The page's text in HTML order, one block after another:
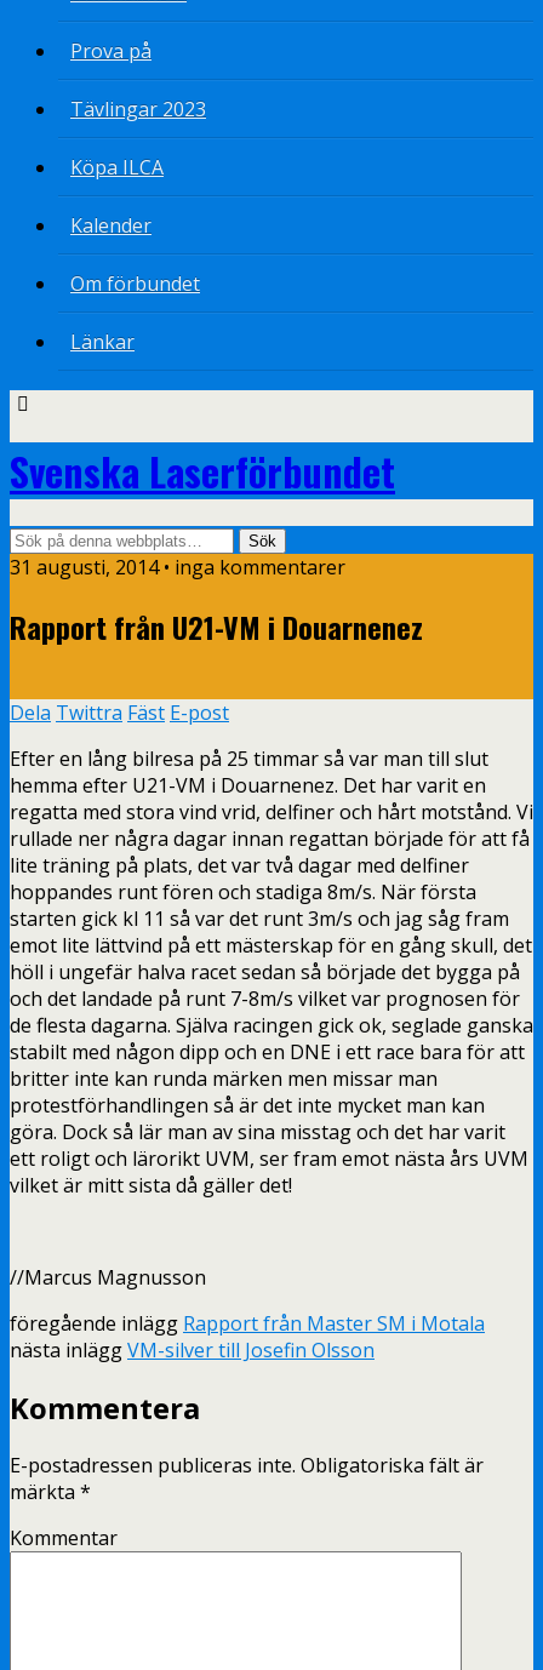
Prova på
Tävlingar 2023
Köpa ILCA
Kalender
Om förbundet
Länkar
Svenska Laserförbundet
31 augusti, 2014 • inga kommentarer
Rapport från U21-VM i Douarnenez
Dela Twittra Fäst E-post
Efter en lång bilresa på 25 timmar så var man till slut
hemma efter U21-VM i Douarnenez. Det har varit en
regatta med stora vind vrid, delfiner och hårt motstånd. Vi
rullade ner några dagar innan regattan började för att få
lite träning på plats, det var två dagar med delfiner
hoppandes runt fören och stadiga 8m/s. När första
starten gick kl 11 så var det runt 3m/s och jag såg fram
emot lite lättvind på ett mästerskap för en gång skull, det
höll i ungefär halva racet sedan så började det bygga på
och det landade på runt 7-8m/s vilket var prognosen för
de flesta dagarna. Själva racingen gick ok, seglade ganska
stabilt med någon dipp och en DNE i ett race bara för att
britter inte kan runda märken men missar man
protestförhandlingen så är det inte mycket man kan
göra. Dock så lär man av sina misstag och det har varit
ett roligt och lärorikt UVM, ser fram emot nästa års UVM
vilket är mitt sista då gäller det!
//Marcus Magnusson
föregående inlägg Rapport från Master SM i Motala
nästa inläggVM-silver till Josefin Olsson
Kommentera
E-postadressen publiceras inte. Obligatoriska fält är
märkta *
Kommentar